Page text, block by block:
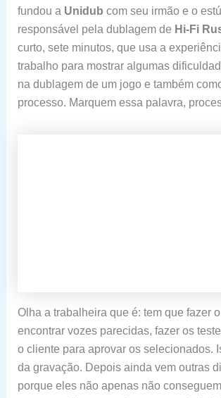
fundou a Unidub com seu irmão e o
responsável pela dublagem de Hi-Fi
curto, sete minutos, que usa a
trabalho para mostrar algumas
na dublagem de um jogo e também
processo. Marquem essa palavra,
Olha a trabalheira que é: tem que fazer
encontrar vozes parecidas, fazer os
o cliente para aprovar os selecionados.
da gravação. Depois ainda vem outras
porque eles não apenas não